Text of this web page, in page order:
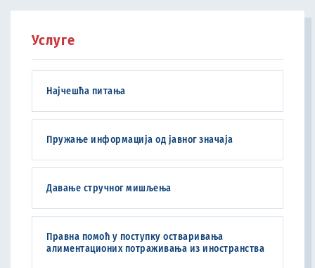
Услуге
Најчешћа питања
Пружање информација од јавног значаја
Давање стручног мишљења
Правна помоћ у поступку остваривања
алиментационих потраживања из иностранства